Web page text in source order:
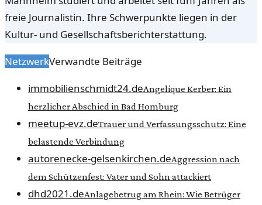
freie Journalistin. Ihre Schwerpunkte liegen in der
Kultur- und Gesellschaftsberichterstattung.
NetzwerkVerwandte Beiträge
immobilienschmidt24.deAngelique Kerber: Ein
herzlicher Abschied in Bad Homburg
meetup-evz.deTrauer und Verfassungsschutz: Eine
belastende Verbindung
autorenecke-gelsenkirchen.deAggression nach
dem Schützenfest: Vater und Sohn attackiert
dhd2021.deAnlagebetrug am Rhein: Wie Betrüger